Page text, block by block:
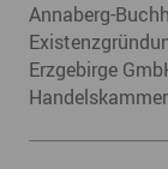
Annaberg-
Erzgebirge